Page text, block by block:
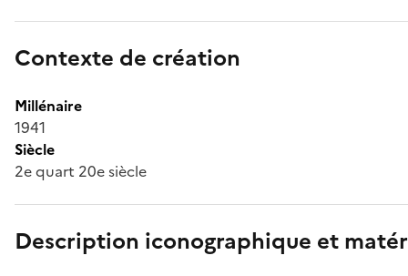
Contexte de création
Millénaire
1941
Siècle
2e quart 20e siècle
Description iconographique et